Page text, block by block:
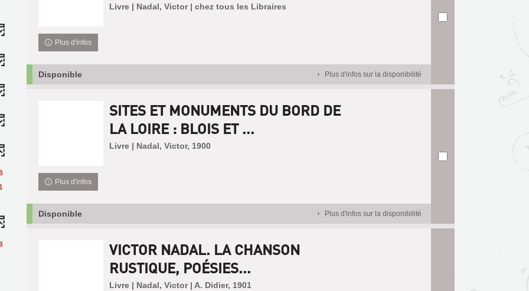
Livre | Nadal, Victor | chez tous les Libraires
Plus d'infos
Disponible Plus d'infos sur la disponibilité
SITES ET MONUMENTS DU BORD DE
LA LOIRE : BLOIS ET ...
Livre | Nadal, Victor, 1900
Plus d'infos
Disponible Plus d'infos sur la disponibilité
VICTOR NADAL. LA CHANSON
RUSTIQUE, POÉSIES...
Livre | Nadal, Victor | A. Didier, 1901